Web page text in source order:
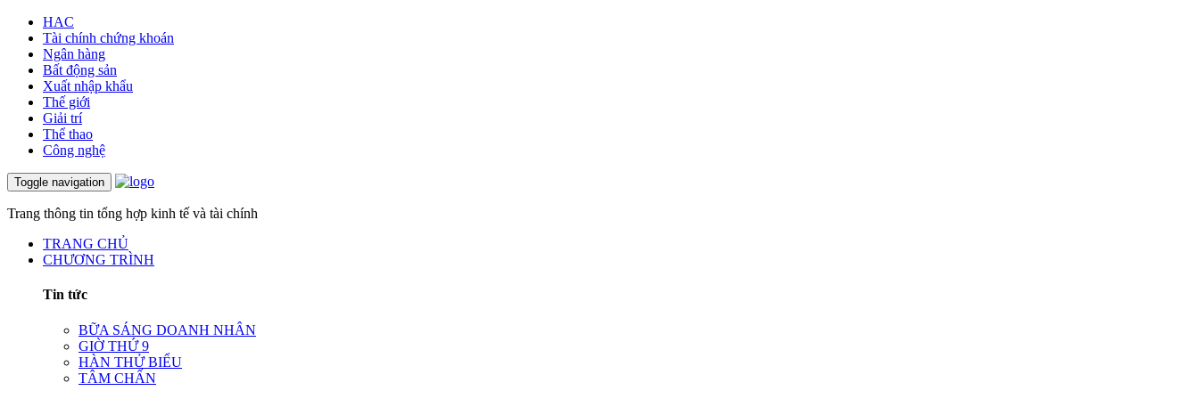
HAC
Tài chính chứng khoán
Ngân hàng
Bất động sản
Xuất nhập khẩu
Thế giới
Giải trí
Thể thao
Công nghệ
Toggle navigation
Trang thông tin tổng hợp kinh tế và tài chính
TRANG CHỦ
CHƯƠNG TRÌNH
Tin tức
BỮA SÁNG DOANH NHÂN
GIỜ THỨ 9
HÀN THỬ BIỂU
TÂM CHẤN